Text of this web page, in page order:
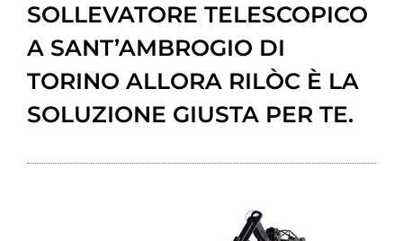
SOLLEVATORE TELESCOPICO
A SANT’AMBROGIO DI
TORINO ALLORA RILÒC È LA
SOLUZIONE GIUSTA PER TE.